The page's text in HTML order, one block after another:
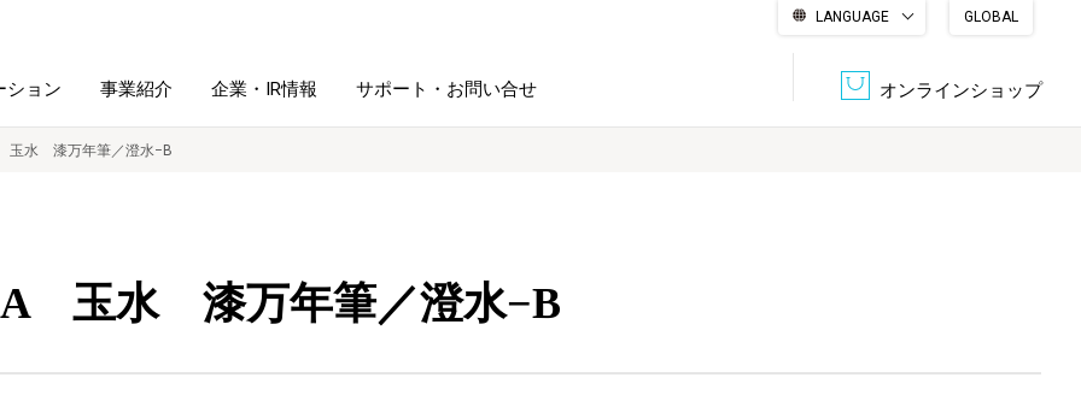
LANGUAGE
GLOBAL
オンラインショップ
製品
ファイル・
ホルダー用品
筆記具
ション
学校ソリューション
事業紹介 企業・IR情報
沿革
サポート・お問い合せ
玉水 漆万年筆／澄水−B
玉水 漆万年筆／澄水−B